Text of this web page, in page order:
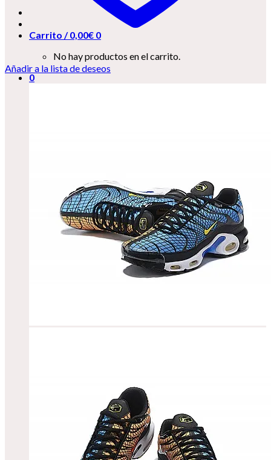
Carrito /0,00€ 0
No hay productos en el carrito.
0
Añadir a la lista de deseos